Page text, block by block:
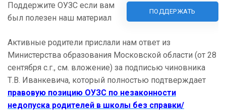
Поддержите ОУЗС если вам
был полезен наш материал
ПОДДЕРЖАТЬ
Активные родители прислали нам ответ из
Министерства образования Московской области (от 28
сентября с.г., см. вложение) за подписью чиновника
Т.В. Иванкевича, который полностью подтверждает
правовую позицию ОУЗС по незаконности
недопуска родителей в школы без справки/